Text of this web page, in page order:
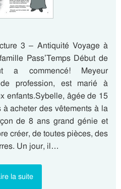
3 – Antiquité Voyage à
Pass’Temps Début de
a commencé! Meyeur
de profession, est marié à
enfants.Sybelle, âgée de 15
acheter des vêtements à la
de 8 ans grand génie et
créer, de toutes pièces, des
Un jour, il…
la suite